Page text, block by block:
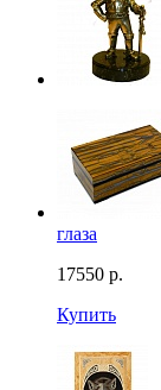
глаза
17550 р.
Купить